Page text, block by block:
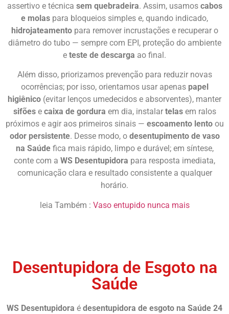
assertivo e técnica sem quebradeira. Assim, usamos cabos
e molas para bloqueios simples e, quando indicado,
hidrojateamentopara remover incrustações e recuperar o
diâmetro do tubo — sempre com EPI, proteção do ambiente
e teste de descarga ao final.
Além disso, priorizamos prevenção para reduzir novas
ocorrências; por isso, orientamos usar apenas papel
higiênico (evitar lenços umedecidos e absorventes), manter
sifõese caixa de gordura em dia, instalar telasem ralos
próximos e agir aos primeiros sinais — escoamento lentoou
odor persistente. Desse modo, o desentupimento de vaso
na Saúdefica mais rápido, limpo e durável; em síntese,
conte com a WS Desentupidora para resposta imediata,
comunicação clara e resultado consistente a qualquer
horário.
leia Também : Vaso entupido nunca mais
Desentupidora de Esgoto na
Saúde
WS Desentupidora é desentupidora de esgoto na Saúde 24